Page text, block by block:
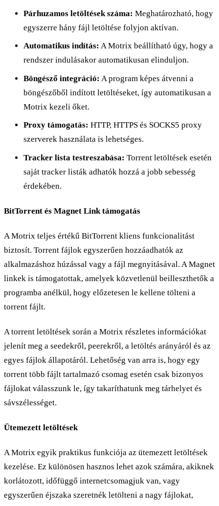
Párhuzamos letöltések száma: Meghatározható, hogy
egyszerre hány fájl letöltése folyjon aktívan.
Automatikus indítás: A Motrix beállítható úgy, hogy a
rendszer indulásakor automatikusan elinduljon.
Böngésző integráció: A program képes átvenni a
böngészőből indított letöltéseket, így automatikusan a
Motrix kezeli őket.
Proxy támogatás: HTTP, HTTPS és SOCKS5 proxy
szerverek használata is lehetséges.
Tracker lista testreszabása: Torrent letöltések esetén
saját tracker listák adhatók hozzá a jobb sebesség
érdekében.
BitTorrent és Magnet Link támogatás
A Motrix teljes értékű BitTorrent kliens funkcionalitást
biztosít. Torrent fájlok egyszerűen hozzáadhatók az
alkalmazáshoz húzással vagy a fájl megnyitásával. A Magnet
linkek is támogatottak, amelyek közvetlenül beilleszthetők a
programba anélkül, hogy előzetesen le kellene tölteni a
torrent fájlt.
A torrent letöltések során a Motrix részletes információkat
jelenít meg a seedekről, peerekről, a letöltés arányáról és az
egyes fájlok állapotáról. Lehetőség van arra is, hogy egy
torrent több fájlt tartalmazó csomag esetén csak bizonyos
fájlokat válasszunk le, így takaríthatunk meg tárhelyet és
sávszélességet.
Ütemezett letöltések
A Motrix egyik praktikus funkciója az ütemezett letöltések
kezelése. Ez különösen hasznos lehet azok számára, akiknek
korlátozott, időfüggő internetcsomagjuk van, vagy
egyszerűen éjszaka szeretnék letölteni a nagy fájlokat,